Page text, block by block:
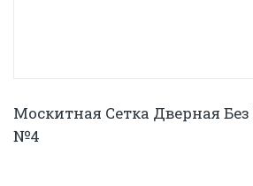
Москитная Сетка Дверная Без
№4